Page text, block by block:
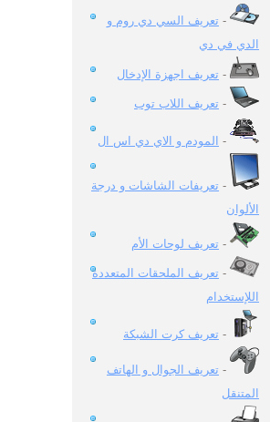
- تعريف السي دي روم و
الدي في دي
- تعريف اجهزة الإدخال
- تعريف اللاب توب
- المودم و الاي دي اس ال
- تعريفات الشاشات و درجة
الألوان
- تعريف لوحات الأم
- تعريف الملحقات المتعددة
اللإستخدام
- تعريف كرت الشبكة
- تعريف الجوال و الهاتف
المتنقل